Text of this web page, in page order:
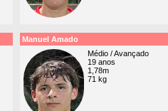
Manuel Amado
Médio / Avançado
19 anos
1,78m
71 kg